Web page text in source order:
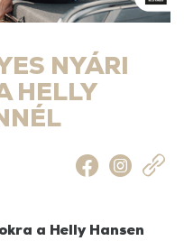
NYÁRI
HELLY
a Helly Hansen